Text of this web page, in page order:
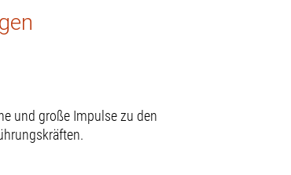
und große Impulse zu den